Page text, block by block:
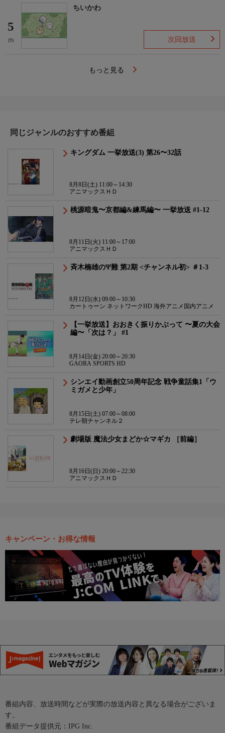
5
(9)
ちいかわ
次回放送
もっと見る
同じジャンルのおすすめ番組
キングダム 一挙放送(3) 第26〜32話
8月8日(土) 11:00～14:30
アニマックスＨＤ
桃源暗鬼〜京都編&練馬編〜 一挙放送 #1-12
8月11日(火) 11:00～17:00
アニマックスＨＤ
斉木楠雄のΨ難 第2期 <チャンネル初> ＃1-3
8月12日(水) 09:00～10:30
カートゥーン ネットワークHD 海外アニメ国内アニメ
【一挙放送】おおきく振りかぶって 〜夏の大会
編〜「次は？」 #1
8月14日(金) 20:00～20:30
GAORA SPORTS HD
シンエイ動画創立50周年記念 戦争童話集1「ウ
ミガメと少年」
8月15日(土) 07:00～08:00
テレ朝チャンネル２
劇場版 魔法少女まどか☆マギカ ［前編］
8月16日(日) 20:00～22:30
アニマックスＨＤ
キャンペーン・お得な情報
番組内容、放送時間などが実際の放送内容と異なる場合がございま
す。
番組データ提供元：IPG Inc.